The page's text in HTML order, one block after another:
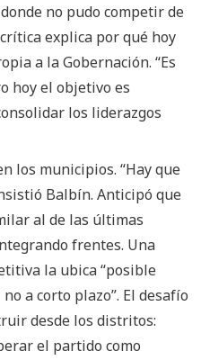
no pudo competir de
explica por qué hoy
a la Gobernación. “Es
hoy el objetivo es
los liderazgos
los municipios. “Hay que
Balbín. Anticipó que
al de las últimas
frentes. Una
la ubica “posible
a corto plazo”. El desafío
desde los distritos:
el partido como